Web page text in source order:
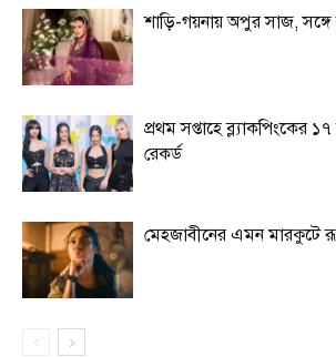
শাড়ি-গয়নায় অপুর সাজ, সঙ্গে
প্রথম সপ্তাহে ব্ল্যাকপিংকের
রেকর্ড
মেহজাবীনের এমন মারকুটে